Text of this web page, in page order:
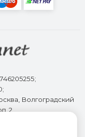
Волгоградский
2